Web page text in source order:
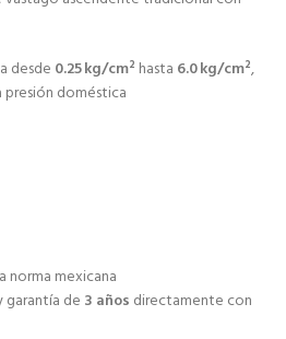
desde 0.25 kg/cm² hasta 6.0 kg/cm²,
doméstica
norma mexicana
garantía de 3 años directamente con